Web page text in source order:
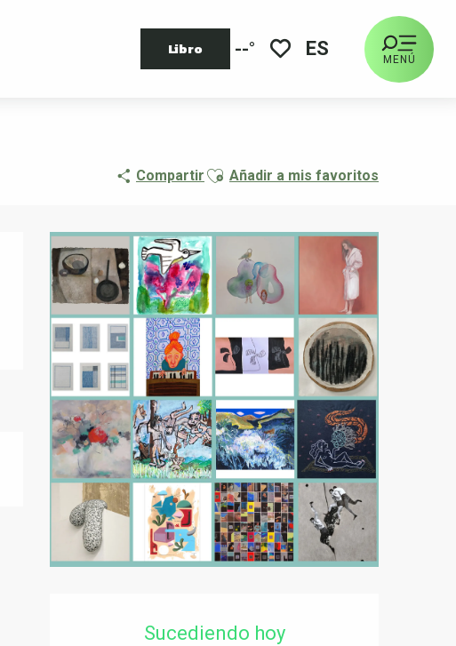
--°
Libro ES MENÚ
Compartir Ajouter aux favoris
Añadir a mis favoritos
Horarios y datos de
Sucediendo hoy